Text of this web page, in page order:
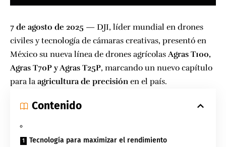
7 de agosto de 2025 — DJI, líder mundial en drones
civiles y tecnología de cámaras creativas, presentó en
México su nueva línea de drones agrícolas Agras T100,
Agras T70P y Agras T25P, marcando un nuevo capítulo
para la agricultura de precisión en el país.
Contenido
Tecnología para maximizar el rendimiento